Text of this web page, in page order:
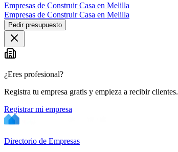
Empresas de Construir Casa en Melilla
Empresas de Construir Casa en Melilla
Pedir presupuesto
¿Eres profesional?
Registra tu empresa gratis y empieza a recibir clientes.
Registrar mi empresa
Directorio de Empresas